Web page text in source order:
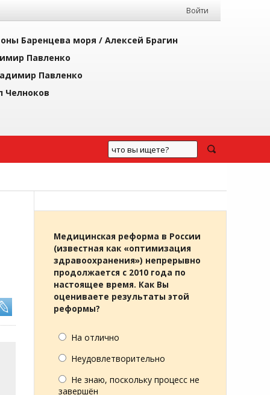
Войти
Баренцева моря / Алексей Брагин
Павленко
Павленко
Челноков
Медицинская реформа в России
(известная как «оптимизация
здравоохранения») непрерывно
продолжается с 2010 года по
настоящее время. Как Вы
оцениваете результаты этой
реформы?
На отлично
Неудовлетворительно
Не знаю, поскольку процесс не
завершён